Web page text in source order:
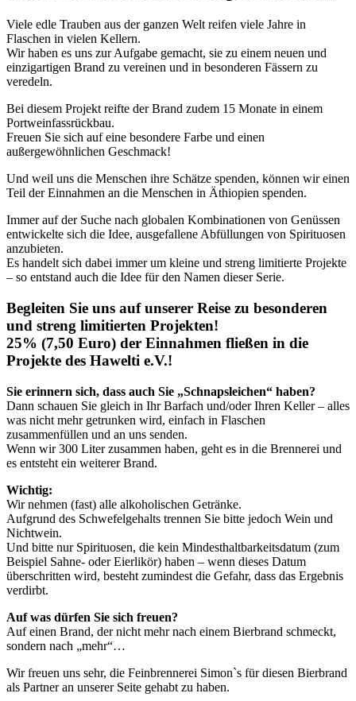
Viele edle Trauben aus der ganzen Welt reifen viele Jahre in
Flaschen in vielen Kellern.
Wir haben es uns zur Aufgabe gemacht, sie zu einem neuen und
einzigartigen Brand zu vereinen und in besonderen Fässern zu
veredeln.
Bei diesem Projekt reifte der Brand zudem 15 Monate in einem
Portweinfassrückbau.
Freuen Sie sich auf eine besondere Farbe und einen
außergewöhnlichen Geschmack!
Und weil uns die Menschen ihre Schätze spenden, können wir einen
Teil der Einnahmen an die Menschen in Äthiopien spenden.
Immer auf der Suche nach globalen Kombinationen von Genüssen
entwickelte sich die Idee, ausgefallene Abfüllungen von Spirituosen
anzubieten.
Es handelt sich dabei immer um kleine und streng limitierte Projekte
– so entstand auch die Idee für den Namen dieser Serie.
Begleiten Sie uns auf unserer Reise zu besonderen
und streng limitierten Projekten!
25% (7,50 Euro) der Einnahmen fließen in die
Projekte des Hawelti e.V.!
Sie erinnern sich, dass auch Sie „Schnapsleichen“ haben?
Dann schauen Sie gleich in Ihr Barfach und/oder Ihren Keller – alles
was nicht mehr getrunken wird, einfach in Flaschen
zusammenfüllen und an uns senden.
Wenn wir 300 Liter zusammen haben, geht es in die Brennerei und
es entsteht ein weiterer Brand.
Wichtig:
Wir nehmen (fast) alle alkoholischen Getränke.
Aufgrund des Schwefelgehalts trennen Sie bitte jedoch Wein und
Nichtwein.
Und bitte nur Spirituosen, die kein Mindesthaltbarkeitsdatum (zum
Beispiel Sahne- oder Eierlikör) haben – wenn dieses Datum
überschritten wird, besteht zumindest die Gefahr, dass das Ergebnis
verdirbt.
Auf was dürfen Sie sich freuen?
Auf einen Brand, der nicht mehr nach einem Bierbrand schmeckt,
sondern nach „mehr“…
Wir freuen uns sehr, die Feinbrennerei Simon`s für diesen Bierbrand
als Partner an unserer Seite gehabt zu haben.